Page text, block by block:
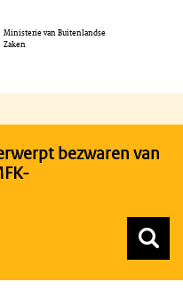
Ministerie van Buitenlandse
Zaken
bezwaren van